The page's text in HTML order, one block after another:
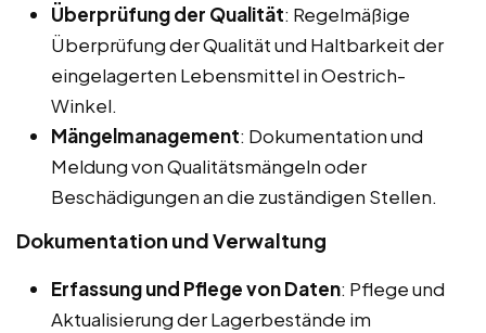
Überprüfung der Qualität: Regelmäßige
Überprüfung der Qualität und Haltbarkeit der
eingelagerten Lebensmittel in Oestrich-
Winkel.
Mängelmanagement: Dokumentation und
Meldung von Qualitätsmängeln oder
Beschädigungen an die zuständigen Stellen.
Dokumentation und Verwaltung
Erfassung und Pflege von Daten: Pflege und
Aktualisierung der Lagerbestände im